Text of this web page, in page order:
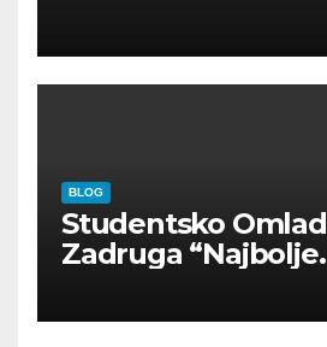
BLOG
Studentsko
Zadruga “Najbolje